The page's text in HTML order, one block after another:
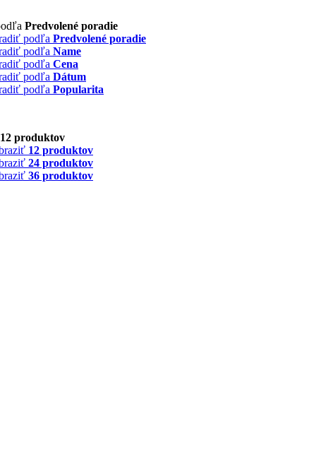
Predvolené poradie
podľa Predvolené poradie
podľa Name
podľa Cena
podľa Dátum
podľa Popularita
12 produktov
12 produktov
24 produktov
36 produktov